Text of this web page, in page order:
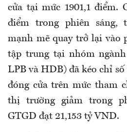
cửa tại mức 1901,1 điểm.
điểm trong phiên sáng,
mạnh mẽ quay trở lại vào
tập trung tại nhóm
LPB và HDB) đã kéo chỉ
đóng cửa trên mức tham
thị trường giảm trong
GTGD đạt 21,153 tỷ VND.